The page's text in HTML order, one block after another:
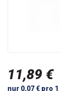
11,89 €
nur 0,07 € pro